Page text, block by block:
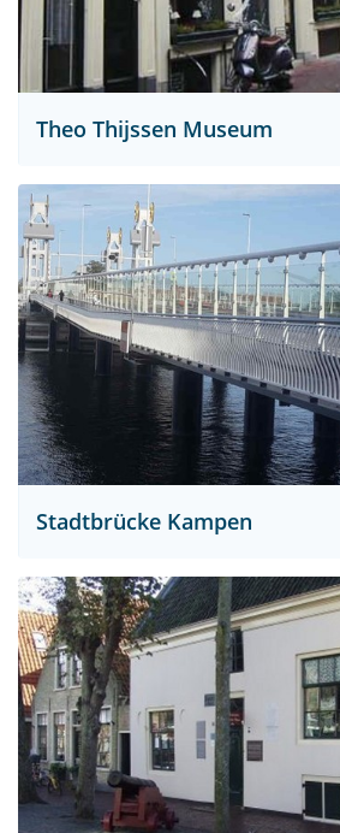
Theo Thijssen Museum
Stadtbrücke Kampen